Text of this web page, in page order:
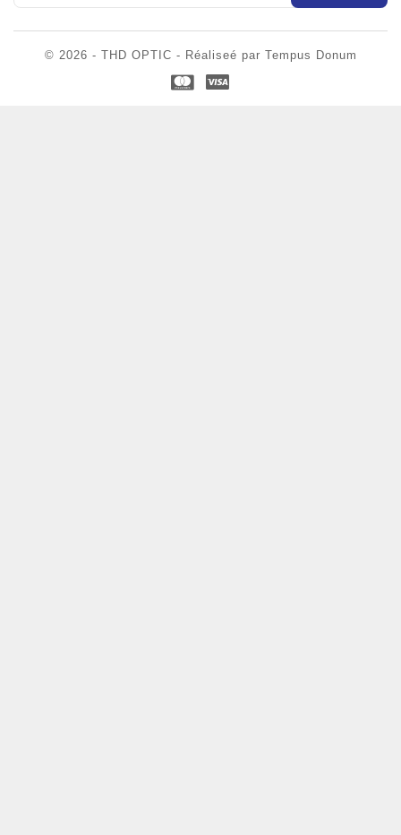
© 2026 - THD OPTIC - Réaliseé par Tempus Donum